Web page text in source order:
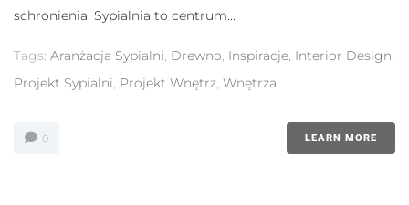
schronienia. Sypialnia to centrum...
Tags: Aranżacja Sypialni, Drewno, Inspiracje, Interior Design,
Projekt Sypialni, Projekt Wnętrz, Wnętrza
0 LEARN MORE
strony
internetowej,
tego, jak
używana.